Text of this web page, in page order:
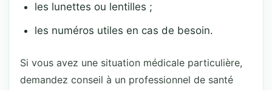
les lunettes ou lentilles ;
les numéros utiles en cas de besoin.
Si vous avez une situation médicale particulière,
demandez conseil à un professionnel de santé